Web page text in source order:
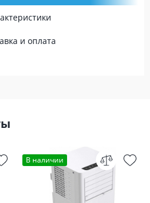
и оплата
В наличии